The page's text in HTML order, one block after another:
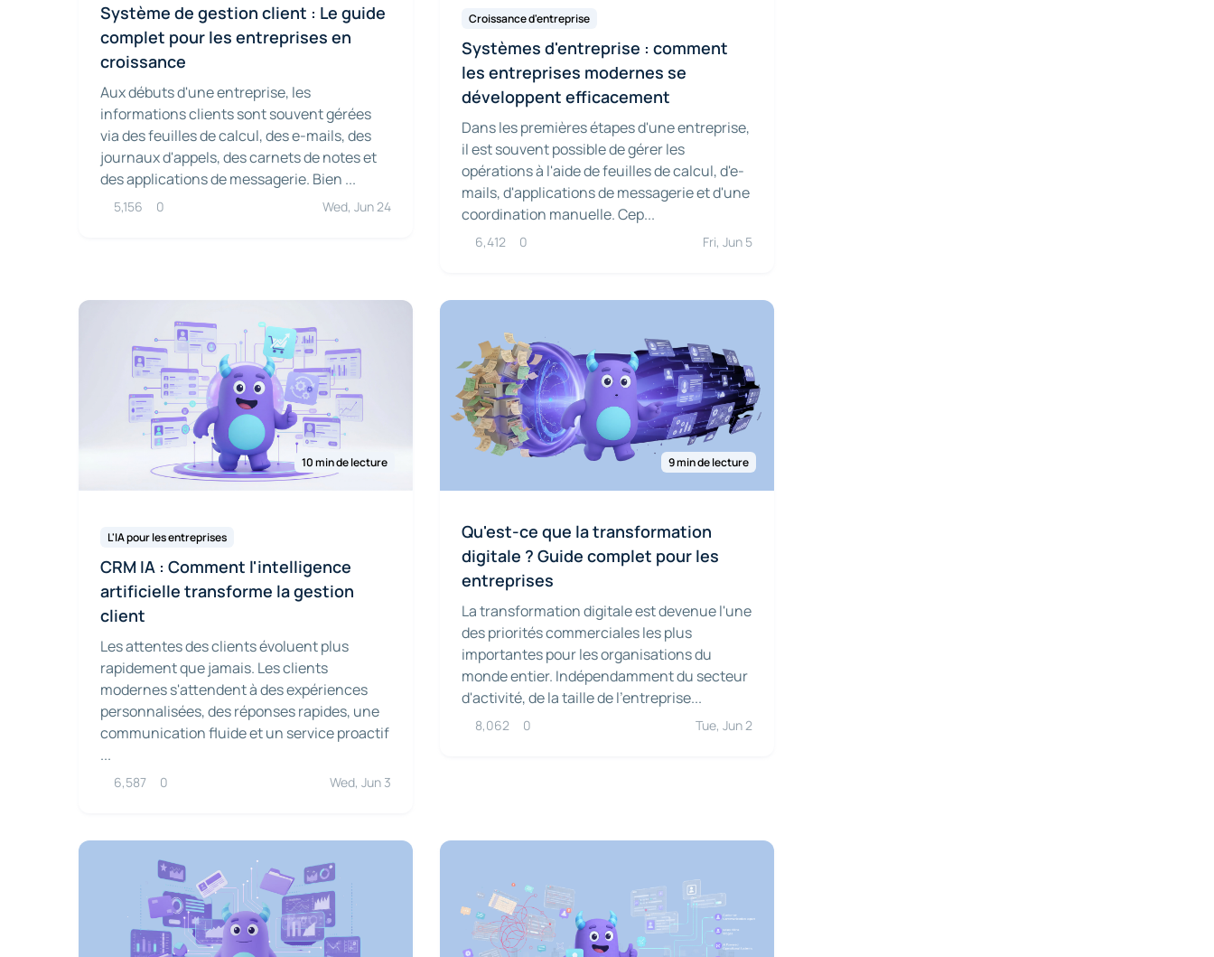
Système de gestion client : Le guide
complet pour les entreprises en
croissance
Aux débuts d'une entreprise, les
informations clients sont souvent gérées
via des feuilles de calcul, des e-mails, des
journaux d'appels, des carnets de notes et
des applications de messagerie. Bien ...
5,156 0 Wed, Jun 24
Croissance d'entreprise
Systèmes d'entreprise : comment
les entreprises modernes se
développent efficacement
Dans les premières étapes d'une entreprise,
il est souvent possible de gérer les
opérations à l'aide de feuilles de calcul, d'e-
mails, d'applications de messagerie et d'une
coordination manuelle. Cep...
6,412 0 Fri, Jun 5
10 min de lecture
L'IA pour les entreprises
CRM IA : Comment l'intelligence
artificielle transforme la gestion
client
Les attentes des clients évoluent plus
rapidement que jamais. Les clients
modernes s'attendent à des expériences
personnalisées, des réponses rapides, une
communication fluide et un service proactif
...
6,587 0 Wed, Jun 3
9 min de lecture
Qu'est-ce que la transformation
digitale ? Guide complet pour les
entreprises
La transformation digitale est devenue l'une
des priorités commerciales les plus
importantes pour les organisations du
monde entier. Indépendamment du secteur
d'activité, de la taille de l'entreprise...
8,062 0 Tue, Jun 2